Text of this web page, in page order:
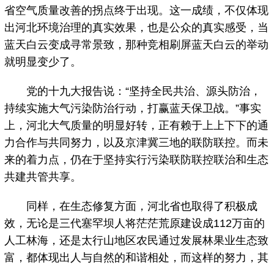
省空气质量改善的拐点终于出现。这一成绩，不仅体现
出河北环境治理的真实效果，也是公众的真实感受，当
蓝天白云变成寻常景致，那种竞相刷屏蓝天白云的举动
就明显变少了。
党的十九大报告说：“坚持全民共治、源头防治，
持续实施大气污染防治行动，打赢蓝天保卫战。”事实
上，河北大气质量的明显好转，正有赖于上上下下的通
力合作与共同努力，以及京津冀三地的联防联控。而未
来的着力点，仍在于坚持实行污染联防联控联治和生态
共建共管共享。
同样，在生态修复方面，河北省也取得了积极成
效，无论是三代塞罕坝人将茫茫荒原建设成112万亩的
人工林海，还是太行山地区农民通过发展林果业生态致
富，都体现出人与自然的和谐相处，而这样的努力，其